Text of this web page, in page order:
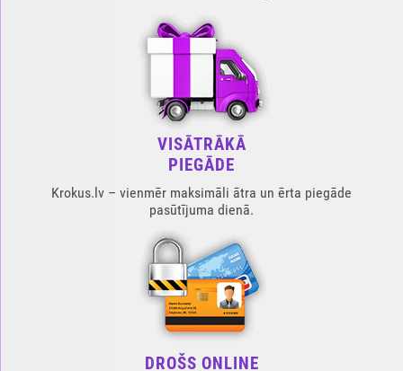
VISĀTRĀKĀ
PIEGĀDE
Krokus.lv – vienmēr maksimāli ātra un ērta piegāde
pasūtījuma dienā.
DROŠS ONLINE